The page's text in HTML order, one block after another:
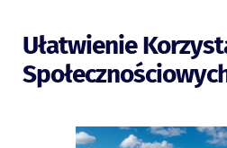
Ułatwienie